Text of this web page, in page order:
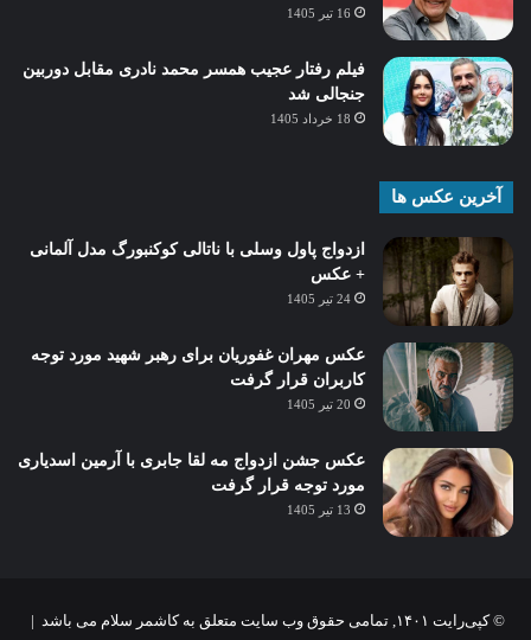
16 تیر 1405
فیلم رفتار عجیب همسر محمد نادری مقابل دوربین
جنجالی شد
18 خرداد 1405
آخرین عکس ها
ازدواج پاول وسلی با ناتالی کوکنبورگ مدل آلمانی
+ عکس
24 تیر 1405
عکس مهران غفوریان برای رهبر شهید مورد توجه
کاربران قرار گرفت
20 تیر 1405
عکس جشن ازدواج مه لقا جابری با آرمین اسدیاری
مورد توجه قرار گرفت
13 تیر 1405
© کپی‌رایت ۱۴۰۱, تمامی حقوق وب سایت متعلق به کاشمر سلام می باشد |